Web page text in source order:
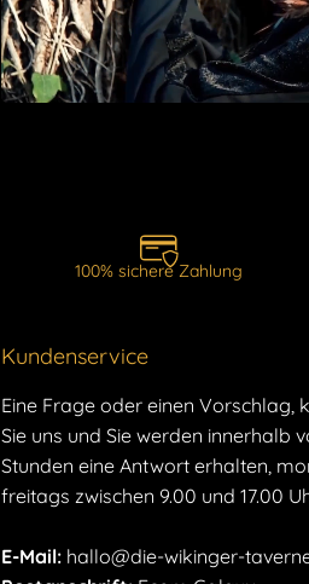
100% sichere Zahlung
Kundenservice
Eine Frage oder einen Vorschlag,
Sie uns und Sie werden innerhalb
Stunden eine Antwort erhalten,
freitags zwischen 9.00 und 17.00
E-Mail: hallo@die-wikinger-